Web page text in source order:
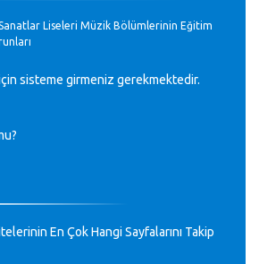
Liseleri Müzik Bölümlerinin Eğitim
çok güzel Kurtuluş, teveccüh
sisteme girmeniz gerekmektedir.
En Çok Hangi Sayfalarını Takip